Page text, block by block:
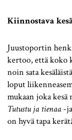
Kiinnostava
Juustoportin
kertoo, että koko
noin sata
loput
mukaan joka
Tutustu ja tienaa -
on hyvä tapa